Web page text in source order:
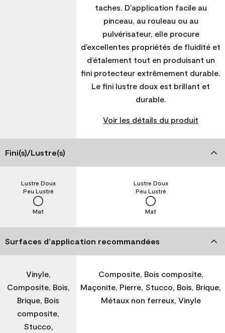
taches. D’application facile au
pinceau, au rouleau ou au
pulvérisateur, elle procure
d’excellentes propriétés de fluidité et
d’étalement tout en produisant un
fini protecteur extrêmement durable.
Le fini lustre doux est brillant et
durable.
Voir les détails du produit
Fini(s)/Lustre(s)
Mat
Peu Lustré
Lustre Doux
Mat
Peu Lustré
Lustre Doux
Surfaces d’application recommandées
Vinyle,
Composite, Bois,
Brique, Bois
composite,
Stucco,
Composite, Bois composite,
Maçonite, Pierre, Stucco, Bois, Brique,
Métaux non ferreux, Vinyle